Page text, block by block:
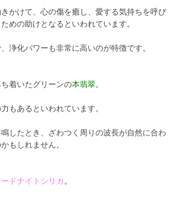
かけて、心の傷を癒し、愛する気持ちを呼び
めの助けとなるといわれています。
浄化パワーも非常に高いのが特徴です。
着いたグリーンの本翡翠。
もあるといわれています。
したとき、ざわつく周りの波長が自然に合わ
もしれません。
ードナイトシリカ 。